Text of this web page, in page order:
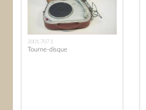
2001.707.1
Tourne-disque